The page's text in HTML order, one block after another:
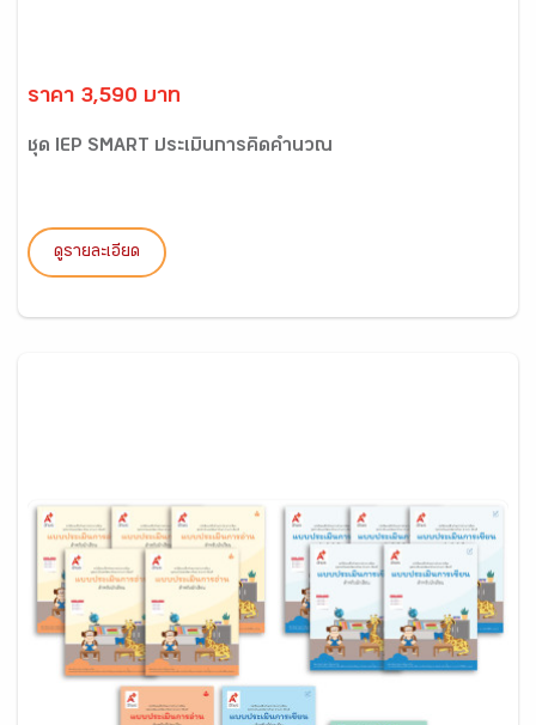
ราคา 3,590 บาท
ชุด IEP SMART ประเมินการคิดคำนวณ
ดูรายละเอียด